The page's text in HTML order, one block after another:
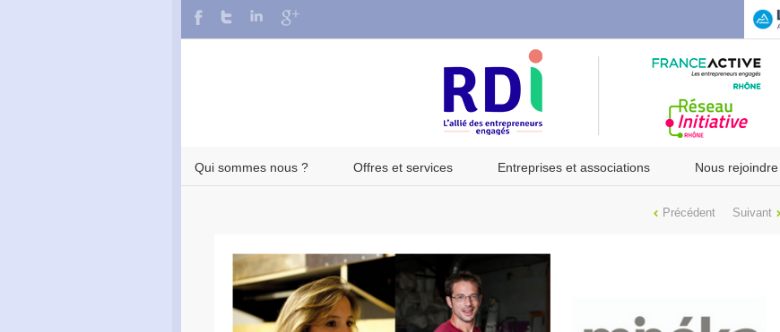
Qui sommes nous ? Offres et services Entreprises et associations Nous rejoindre
Précédent Suivant